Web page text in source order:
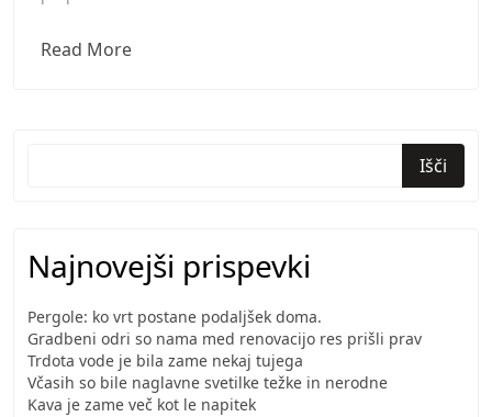
Read MoreTudi
Išči
Najnovejši prispevki
Pergole: ko vrt postane podaljšek doma.
Gradbeni odri so nama med renovacijo res prišli prav
Trdota vode je bila zame nekaj tujega
Včasih so bile naglavne svetilke težke in nerodne
Kava je zame več kot le napitek